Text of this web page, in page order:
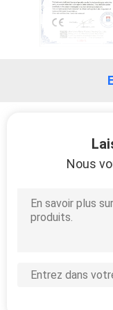
L'USINE
CONTACTER
Nous